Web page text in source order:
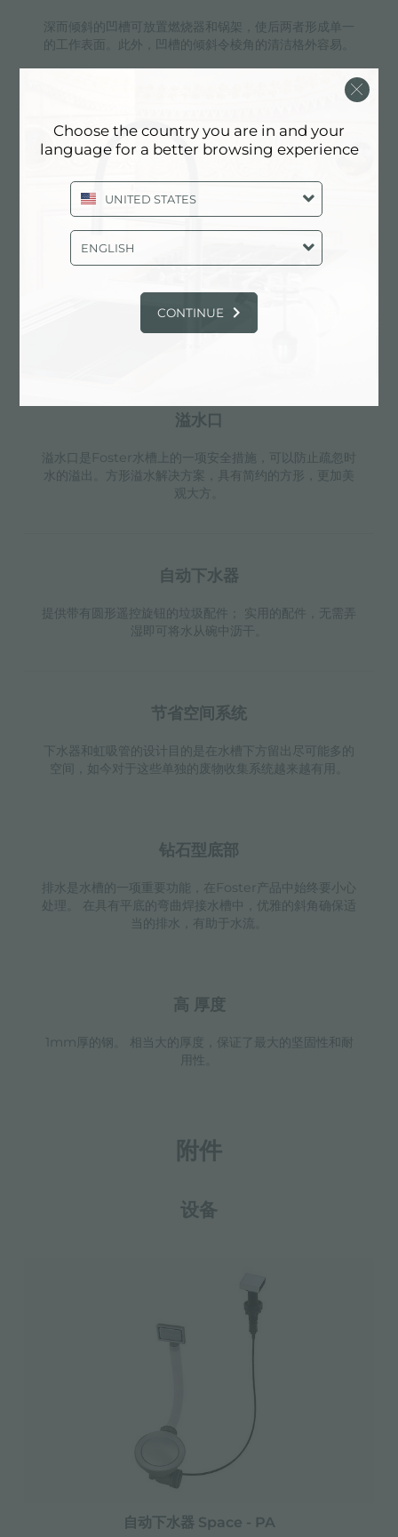
深而倾斜的凹槽可放置燃烧器和锅架，使后两者形成单一
的工作表面。此外，凹槽的倾斜令棱角的清洁格外容易。
双龙头孔
安装自动排水管的遥控器，或者，一个实用的肥皂分配
器。
Foster的方形水槽具有完美的垂直边缘，在底部有一个半
径为9mm的弧度，便于清洁操作。
溢水口
溢水口是Foster水槽上的一项安全措施，可以防止疏忽时
水的溢出。方形溢水解决方案，具有简约的方形，更加美
观大方。
自动下水器
提供带有圆形遥控旋钮的垃圾配件； 实用的配件，无需弄
湿即可将水从碗中沥干。
节省空间系统
下水器和虹吸管的设计目的是在水槽下方留出尽可能多的
空间，如今对于这些单独的废物收集系统越来越有用。
钻石型底部
排水是水槽的一项重要功能，在Foster产品中始终要小心
处理。 在具有平底的弯曲焊接水槽中，优雅的斜角确保适
当的排水，有助于水流。
高 厚度
1mm厚的钢。 相当大的厚度，保证了最大的坚固性和耐
用性。
附件
设备
自动下水器 Space - PA
Choose the country you are in and your
language for a better browsing experience
UNITED STATES
ENGLISH
CONTINUE